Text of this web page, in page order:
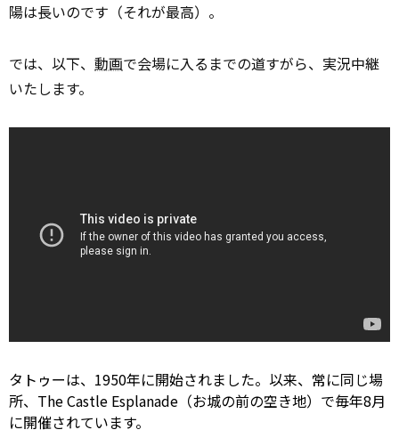
陽は長いのです（それが最高）。
では、以下、 動画で会場に入るまでの道すがら、実況中継
いたします。
タトゥーは、1950年に開始されました。以来、常に同じ場
所、The Castle Esplanade（お城の前の空き地）で毎年8月
に開催されています。